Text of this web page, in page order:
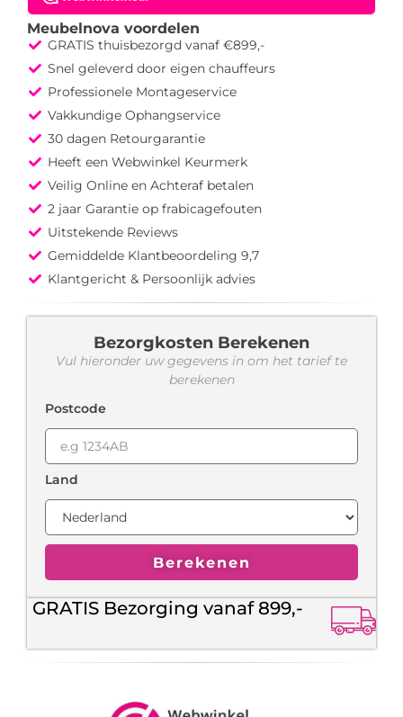
Meubelnova voordelen
GRATIS thuisbezorgd vanaf €899,-
Snel geleverd door eigen chauffeurs
Professionele Montageservice
Vakkundige Ophangservice
30 dagen Retourgarantie
Heeft een Webwinkel Keurmerk
Veilig Online en Achteraf betalen
2 jaar Garantie op frabicagefouten
Uitstekende Reviews
Gemiddelde Klantbeoordeling 9,7
Klantgericht & Persoonlijk advies
Bezorgkosten Berekenen
Vul hieronder uw gegevens in om het tarief te
berekenen
Postcode
Land
Berekenen
GRATIS Bezorging vanaf 899,-